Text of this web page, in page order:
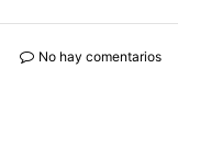
No hay comentarios